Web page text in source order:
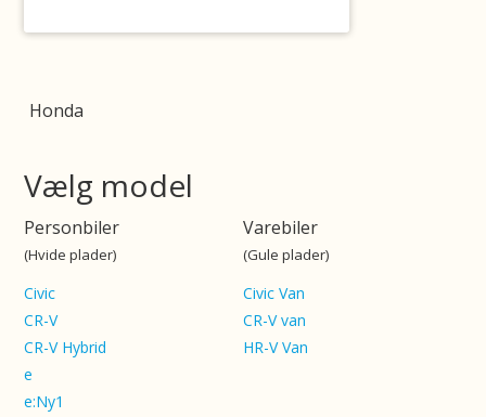
Honda
Vælg model
Personbiler
(Hvide plader)
Civic
CR-V
CR-V Hybrid
e
e:Ny1
Varebiler
(Gule plader)
Civic Van
CR-V van
HR-V Van